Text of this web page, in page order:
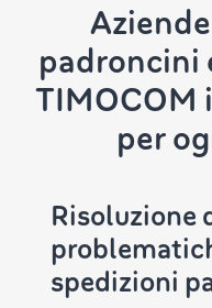
padroncini
TIMOCOM
per
Risoluzione
spedizioni